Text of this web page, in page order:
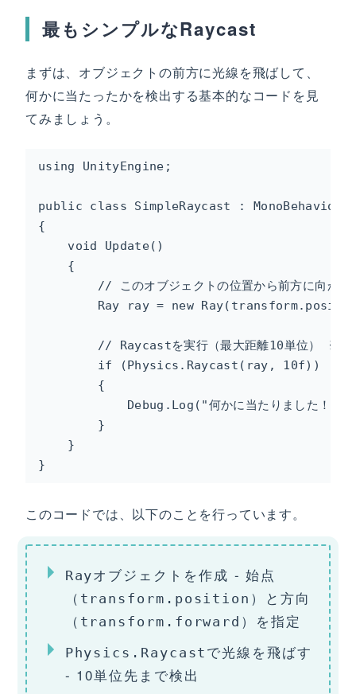
最もシンプルなRaycast
まずは、オブジェクトの前方に光線を飛ばして、
何かに当たったかを検出する基本的なコードを見
てみましょう。
using UnityEngine;
public class SimpleRaycast : MonoBehaviour
{
    void Update()
    {
// このオブジェクトの位置から前方に向かっ
Ray ray = new
// Raycastを実行（最大距離10単位）
        if (Physics.Raycast(ray, 10f))
        {
            Debug.Log("何かに当たりました！");
        }
    }
}
このコードでは、以下のことを行っています。
Rayオブジェクトを作成 - 始点
（ transform.position ）と方向
（ transform.forward ）を指定
Physics.Raycast で光線を飛ばす
- 10単位先まで検出